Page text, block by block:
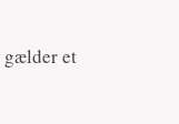
gælder et